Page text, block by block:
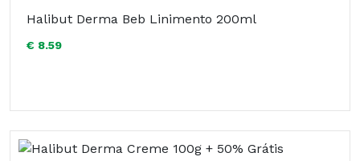
Halibut Derma Beb Linimento 200ml
€ 8.59